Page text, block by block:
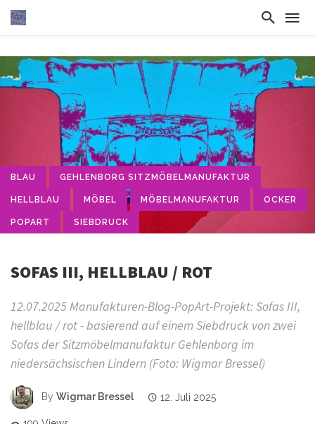
BLAU GEHLENBORG SITZMÖBELMANUFAKTUR
HELLBLAU MÖBEL MÖBELMANUFAKTUR OCKER
POPART SIEBDRUCK
SOFAS III, HELLBLAU / ROT
12.07.2025 Manufakturen-Blog-PopArt-Projekt: Sofas III,
hellblau / rot - basierend auf einem Siebdruck von zwei
Sofas der Sitzmöbelmanufaktur Gehlenborg im
niedersächsischen Lindern (Foto: Wigmar Bressel)
By Wigmar Bressel 12. Juli 2025